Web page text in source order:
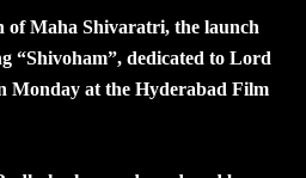
of Maha Shivaratri, the launch
“Shivoham”, dedicated to Lord
Monday at the Hyderabad Film